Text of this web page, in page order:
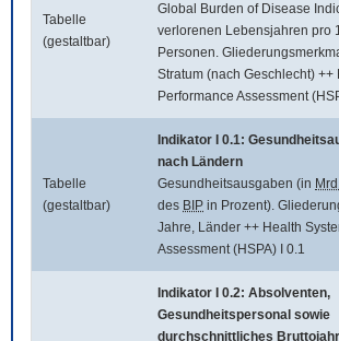
Tabelle
(gestaltbar)
Global Burden of Disease
verlorenen Lebensjahren pro
Personen.
Stratum (nach Geschlecht) ++
Performance Assessment
Tabelle
(gestaltbar)
Indikator I 0.1:
nach Ländern
Gesundheitsausgaben (in
des BIP in Prozent).
Jahre, Länder ++ Health
Assessment (HSPA) I 0.1
Indikator I 0.2: Absolventen,
Gesundheitspersonal sowie
durchschnittliches